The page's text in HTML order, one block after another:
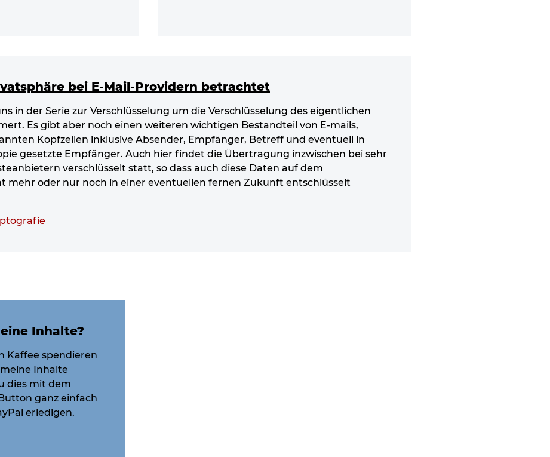
bei E-Mail-Providern betrachtet
in der Serie zur Verschlüsselung um die Verschlüsselung des eigentlichen
Es gibt aber noch einen weiteren wichtigen Bestandteil von E-mails,
Kopfzeilen inklusive Absender, Empfänger, Betreff und eventuell in
gesetzte Empfänger. Auch hier findet die Übertragung inzwischen bei sehr
verschlüsselt statt, so dass auch diese Daten auf dem
mehr oder nur noch in einer eventuellen fernen Zukunft entschlüsselt
Inhalte?
Kaffee spendieren
Inhalte
dies mit dem
ganz einfach
erledigen.